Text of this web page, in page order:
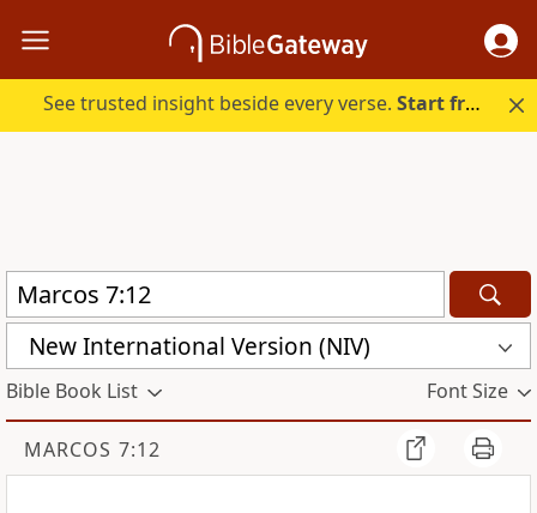
See trusted insight beside every verse.Start free.
New International Version (NIV)
Bible Book List Font Size
MARCOS 7:12